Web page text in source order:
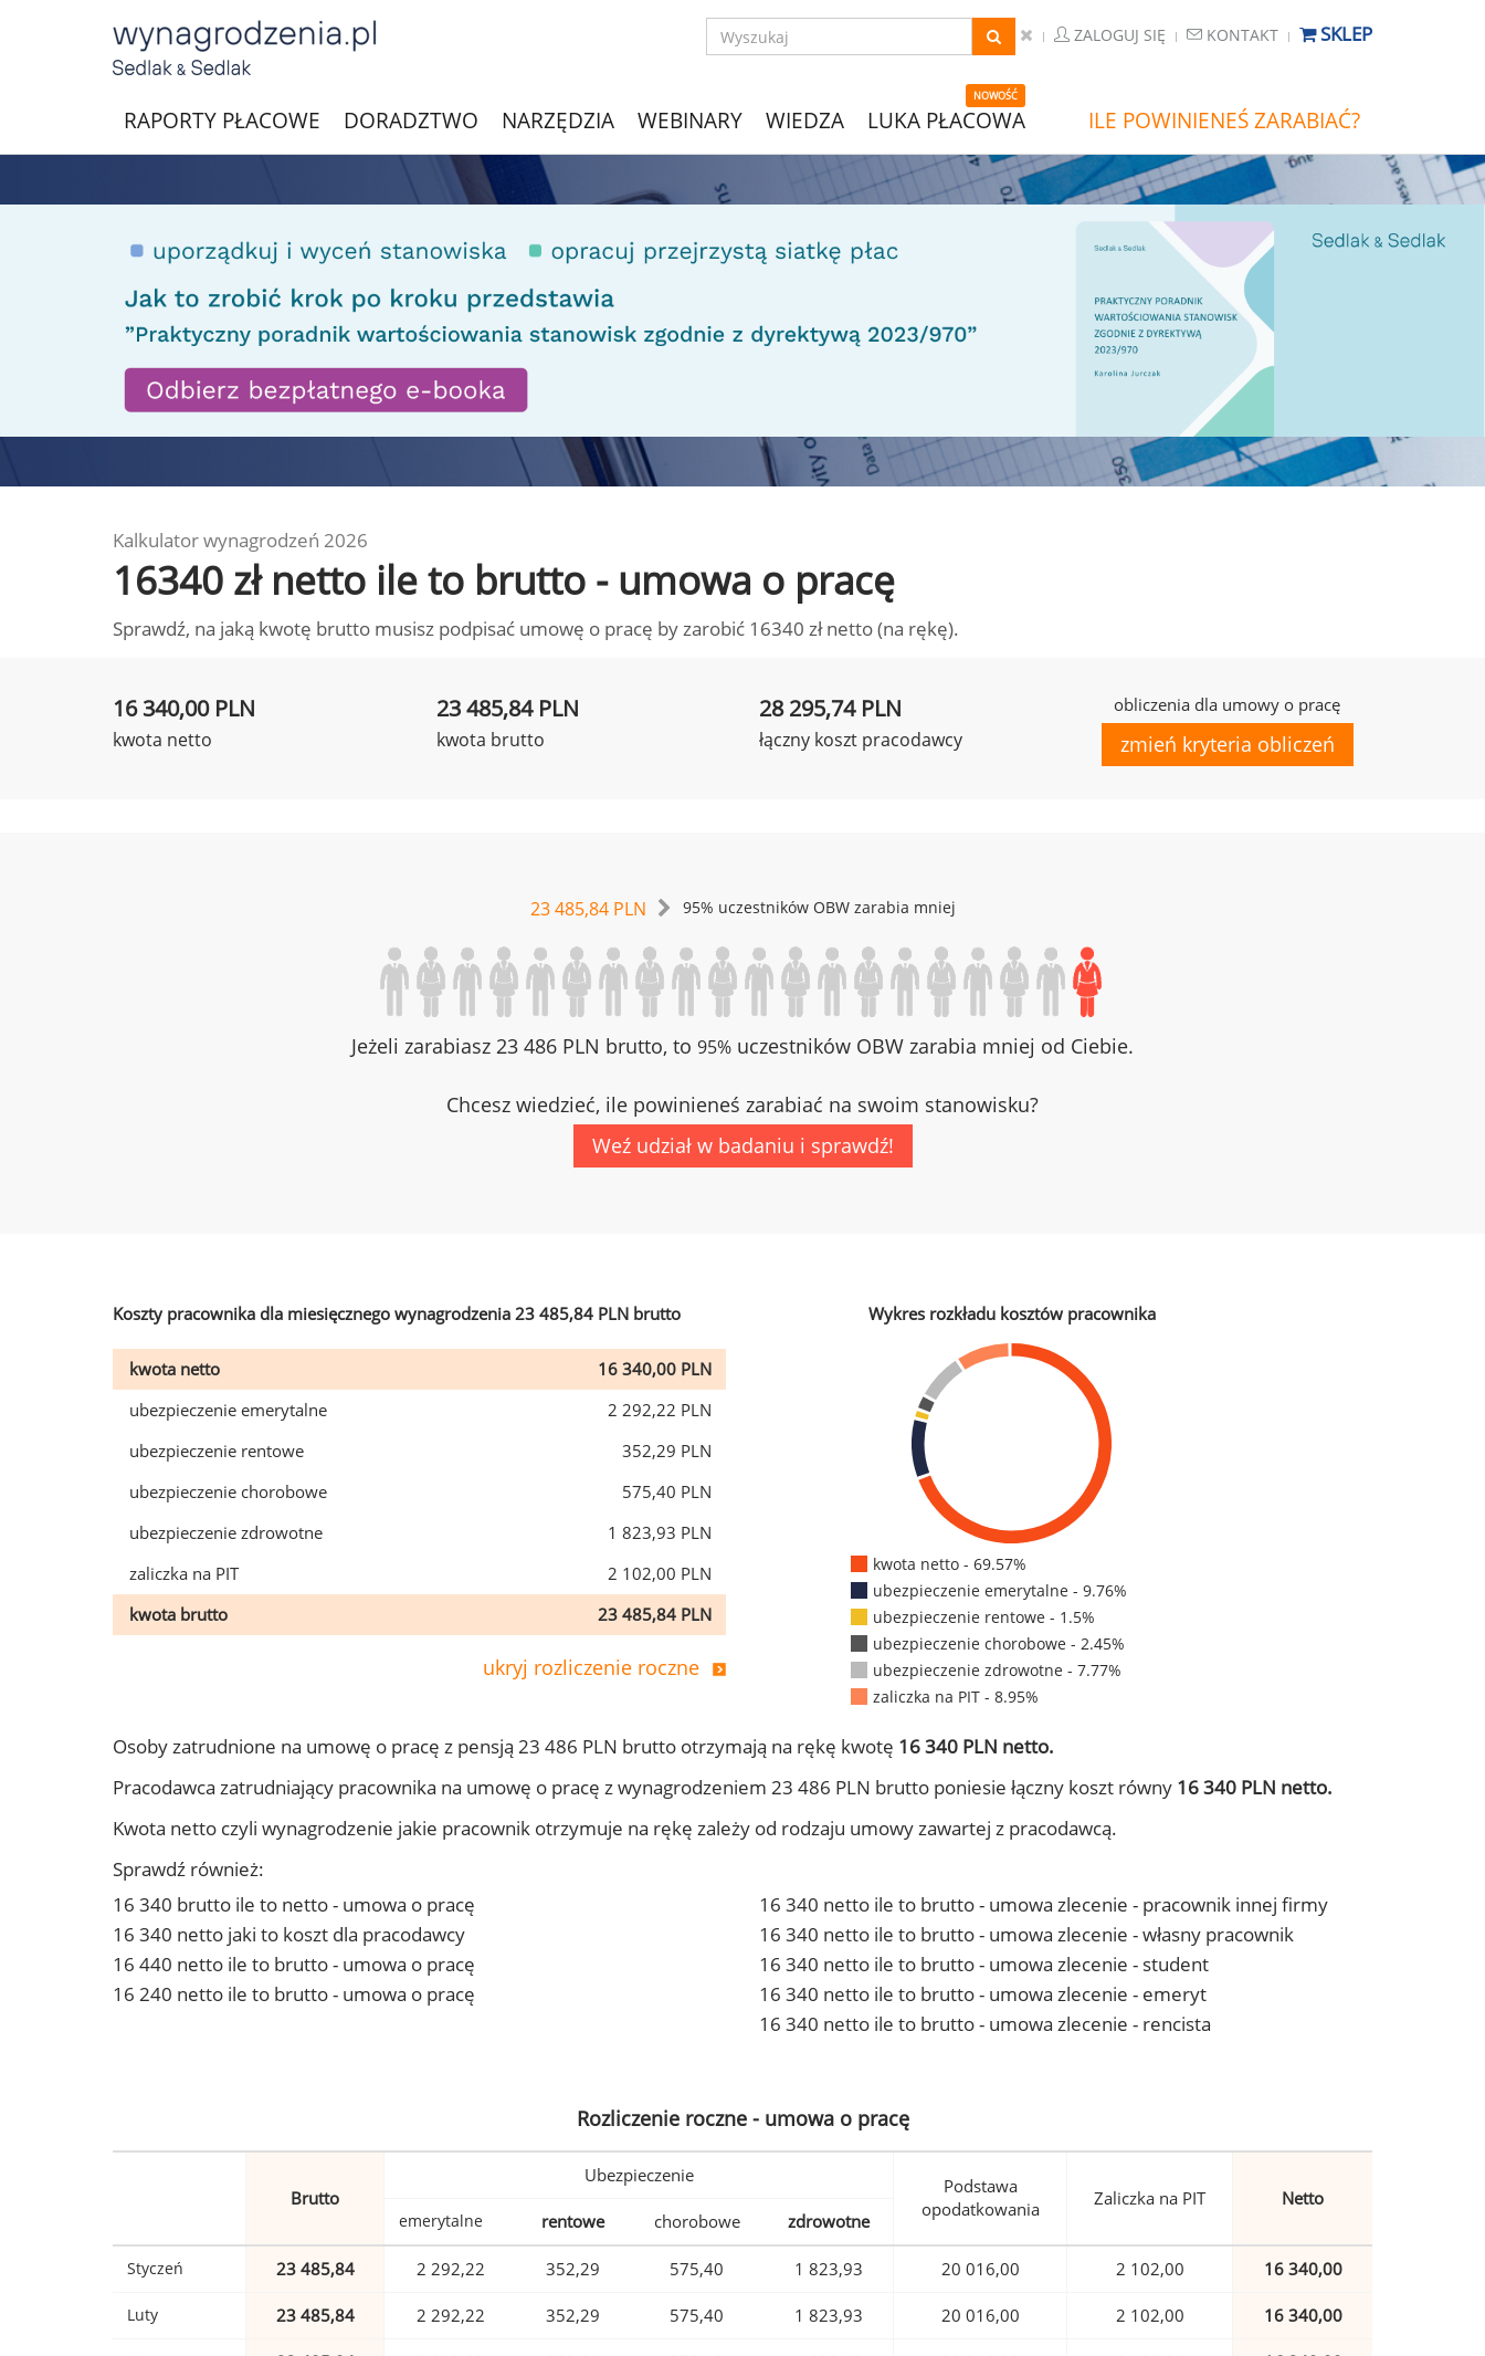
ZALOGUJ SIĘ KONTAKT SKLEP
RAPORTY PŁACOWE DORADZTWO NARZĘDZIA WEBINARY WIEDZA
NOWOŚĆ
LUKA PŁACOWA ILE POWINIENEŚ ZARABIAĆ?
Kalkulator wynagrodzeń 2026
16340 zł netto ile to brutto - umowa o pracę
Sprawdź, na jaką kwotę brutto musisz podpisać umowę o pracę by zarobić 16340 zł netto (na rękę).
16 340,00 PLN
kwota netto
23 485,84 PLN
kwota brutto
28 295,74 PLN
łączny koszt pracodawcy
obliczenia dla umowy o pracę
zmień kryteria obliczeń
23 485,84 PLN 95% uczestników OBW zarabia mniej
Jeżeli zarabiasz 23 486 PLN brutto, to 95% uczestników OBW zarabia mniej od Ciebie.
Chcesz wiedzieć, ile powinieneś zarabiać na swoim stanowisku?
Weź udział w badaniu i sprawdź!
Koszty pracownika dla miesięcznego wynagrodzenia 23 485,84 PLN brutto
kwota netto
16 340,00 PLN
ubezpieczenie emerytalne
2 292,22 PLN
ubezpieczenie rentowe
352,29 PLN
ubezpieczenie chorobowe
575,40 PLN
ubezpieczenie zdrowotne
1 823,93 PLN
zaliczka na PIT
2 102,00 PLN
kwota brutto
23 485,84 PLN
ukryj rozliczenie roczne
Wykres rozkładu kosztów pracownika
kwota netto - 69.57%
ubezpieczenie emerytalne - 9.76%
ubezpieczenie rentowe - 1.5%
ubezpieczenie chorobowe - 2.45%
ubezpieczenie zdrowotne - 7.77%
zaliczka na PIT - 8.95%
Osoby zatrudnione na umowę o pracę z pensją 23 486 PLN brutto otrzymają na rękę kwotę 16 340 PLN netto.
Pracodawca zatrudniający pracownika na umowę o pracę z wynagrodzeniem 23 486 PLN brutto poniesie łączny koszt równy 16 340 PLN netto.
Kwota netto czyli wynagrodzenie jakie pracownik otrzymuje na rękę zależy od rodzaju umowy zawartej z pracodawcą.
Sprawdź również:
16 340 brutto ile to netto - umowa o pracę
16 340 netto jaki to koszt dla pracodawcy
16 440 netto ile to brutto - umowa o pracę
16 240 netto ile to brutto - umowa o pracę
16 340 netto ile to brutto - umowa zlecenie - pracownik innej firmy
16 340 netto ile to brutto - umowa zlecenie - własny pracownik
16 340 netto ile to brutto - umowa zlecenie - student
16 340 netto ile to brutto - umowa zlecenie - emeryt
16 340 netto ile to brutto - umowa zlecenie - rencista
Rozliczenie roczne - umowa o pracę
Brutto
Ubezpieczenie
Podstawa
opodatkowania
Zaliczka na PIT Netto
emerytalne rentowe chorobowe zdrowotne
Styczeń 23 485,84 2 292,22 352,29 575,40 1 823,93 20 016,00 2 102,00 16 340,00
Luty 23 485,84 2 292,22 352,29 575,40 1 823,93 20 016,00 2 102,00 16 340,00